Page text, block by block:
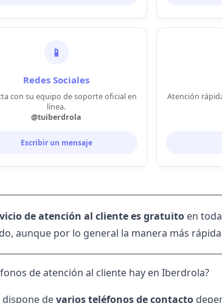
📱
Redes Sociales
con su equipo de soporte oficial en
línea.
@tuiberdrola
Escribir un mensaje
Atención
de atención al cliente es gratuitoen
aunque por lo general la manera más
de atención al cliente hay en Iberdrola?
devarios teléfonos de contacto